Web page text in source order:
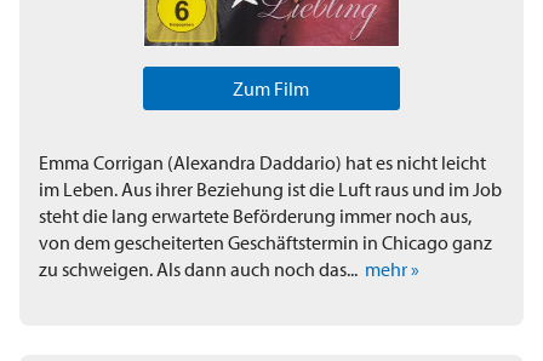
Zum Film
Emma Corrigan (Alexandra Daddario) hat es nicht leicht
im Leben. Aus ihrer Beziehung ist die Luft raus und im Job
steht die lang erwartete Beförderung immer noch aus,
von dem gescheiterten Geschäftstermin in Chicago ganz
zu schweigen. Als dann auch noch das... mehr »